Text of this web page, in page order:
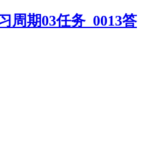
周期03任务_0013答